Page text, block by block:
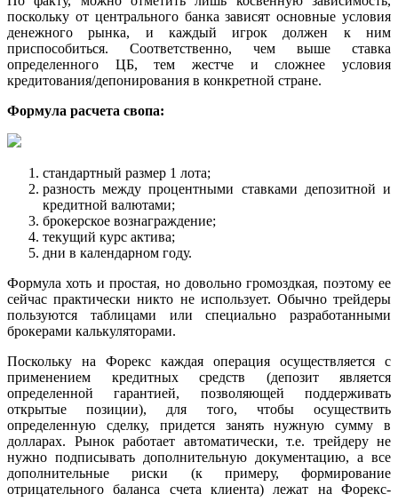
поскольку от центрального банка зависят основные условия
денежного рынка, и каждый игрок должен к ним
приспособиться. Соответственно, чем выше ставка
определенного ЦБ, тем жестче и сложнее условия
кредитования/депонирования в конкретной стране.
Формула расчета свопа:
стандартный размер 1 лота;
разность между процентными ставками депозитной и
кредитной валютами;
брокерское вознаграждение;
текущий курс актива;
дни в календарном году.
Формула хоть и простая, но довольно громоздкая, поэтому ее
сейчас практически никто не использует. Обычно трейдеры
пользуются таблицами или специально разработанными
брокерами калькуляторами.
Поскольку на Форекс каждая операция осуществляется с
применением кредитных средств (депозит является
определенной гарантией, позволяющей поддерживать
открытые позиции), для того, чтобы осуществить
определенную сделку, придется занять нужную сумму в
долларах. Рынок работает автоматически, т.е. трейдеру не
нужно подписывать дополнительную документацию, а все
дополнительные риски (к примеру, формирование
отрицательного баланса счета клиента) лежат на Форекс-